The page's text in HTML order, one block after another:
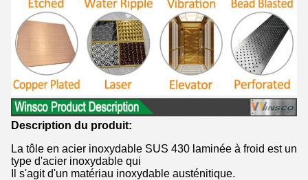
Description du produit:
La tôle en acier inoxydable SUS 430 laminée à froid est un
type d'acier inoxydable qui
Il s'agit d'un matériau inoxydable austénitique.